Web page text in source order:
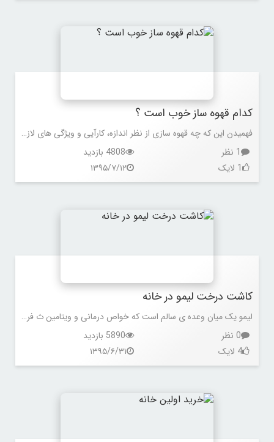
کدام قهوه ساز خوب است ؟
فهمیدن این که چه قهوه سازی از نظر اندازه، کارآیی و ویژگی های لازم، برای شما مناسب تر است، کار راحتی نیست. باید خیلی تحقیق کنید، مدل های مختلف قهوه ساز را بررسی کنید و انقدر بگردید تا مدل مناسبی را که می خواهید پیدا کنید. در این مقاله می توانید در مورد برخی از بهترین قهوه سازها، اطلاعات و جزئیات دقیقی کسب کنید.
1 نظر
4808 بازدید
1 لایک
۱۳۹۵/۷/۱۲
کاشت درخت لیمو در خانه
لیمو یک میان وعده ی سالم است که خواص درمانی و ویتامین ث فراوانی دارد . اگر شما هم جزو کسانی هستید که میخواهید محصولات ارگانیک مصرف کنید و معتقدید لیموهایی که فروخته میشوند با کودهای شیمیایی رشد کرده اند لذا به شما پیشنهاد میکنیم که لیموهای خود را در خانه بکارید .
0 نظر
5890 بازدید
4 لایک
۱۳۹۵/۶/۳۱